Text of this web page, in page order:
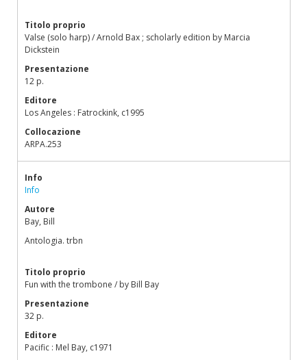
Titolo proprio
Valse (solo harp) / Arnold Bax ; scholarly edition by Marcia
Dickstein
Presentazione
12 p.
Editore
Los Angeles : Fatrockink, c1995
Collocazione
ARPA.253
Info
Info
Autore
Bay, Bill
Antologia. trbn
Titolo proprio
Fun with the trombone / by Bill Bay
Presentazione
32 p.
Editore
Pacific : Mel Bay, c1971